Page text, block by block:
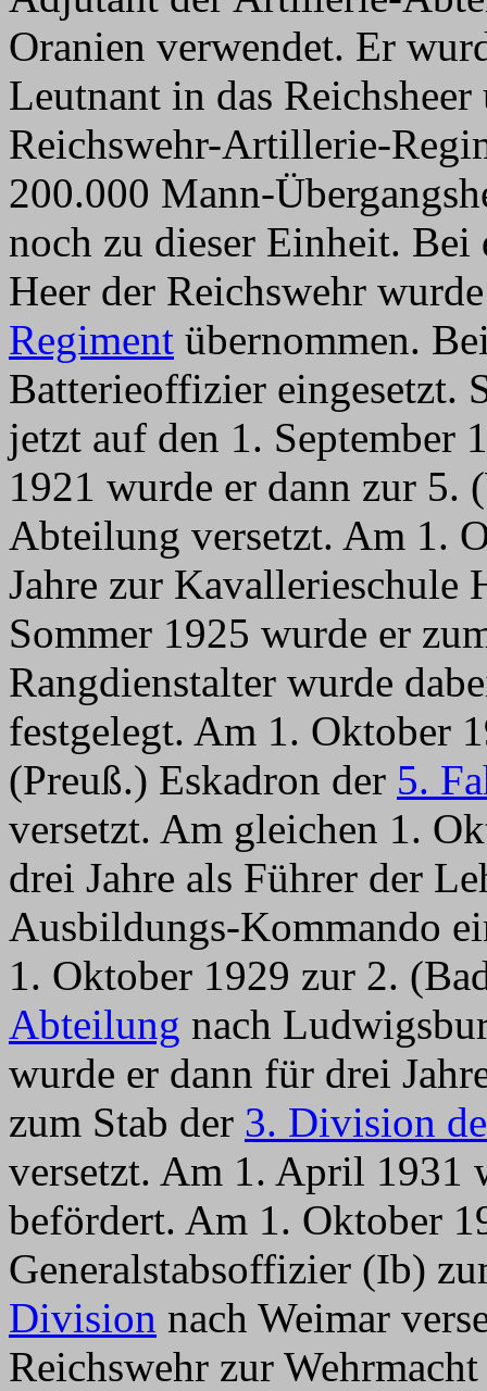
Oranien verwendet. Er
Leutnant in das
Reichswehr-Artillerie-
200.000 Mann-
noch zu dieser Einheit.
Heer der Reichswehr
Regiment übernommen.
Batterieoffizier eingesetzt.
jetzt auf den 1. September
1921 wurde er dann zur 5.
Abteilung versetzt. Am 1.
Jahre zur Kavallerieschule
Sommer 1925 wurde er
Rangdienstalter wurde
festgelegt. Am 1. Oktober
(Preuß.) Eskadron der 5.
versetzt. Am gleichen 1.
drei Jahre als Führer der
Ausbildungs-Kommando
1. Oktober 1929 zur 2.
Abteilung nach
wurde er dann für drei
zum Stab der 3. Division
versetzt. Am 1. April 1931
befördert. Am 1. Oktober
Generalstabsoffizier (Ib)
Division nach Weimar
Reichswehr zur